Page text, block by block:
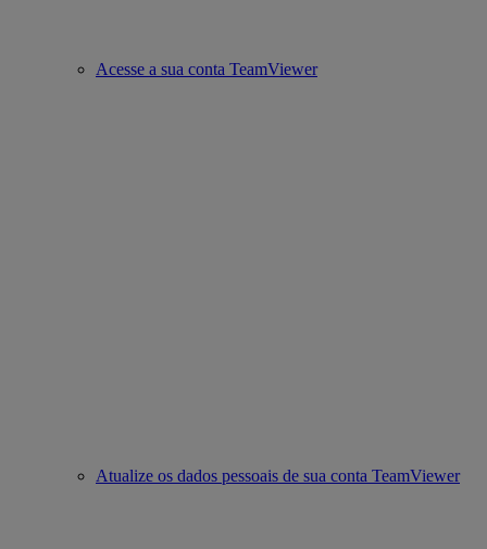
Acesse a sua conta TeamViewer
Atualize os dados pessoais de sua conta TeamViewer